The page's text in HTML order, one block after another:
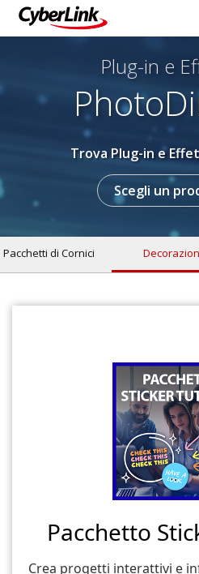
Plug-in e
Trova Plug-in e
Scegli un
Pacchetti di Cornici
Pacchetto
Crea progetti interattivi e